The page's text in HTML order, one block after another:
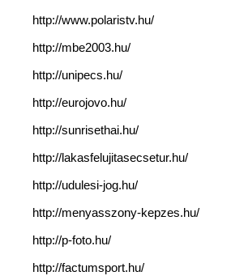
http://www.polaristv.hu/
http://mbe2003.hu/
http://unipecs.hu/
http://eurojovo.hu/
http://sunrisethai.hu/
http://lakasfelujitasecsetur.hu/
http://udulesi-jog.hu/
http://menyasszony-kepzes.hu/
http://p-foto.hu/
http://factumsport.hu/